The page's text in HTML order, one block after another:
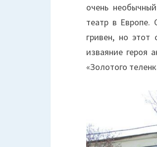
очень
театр в Европе.
гривен, но этот
изваяние героя
«Золотого